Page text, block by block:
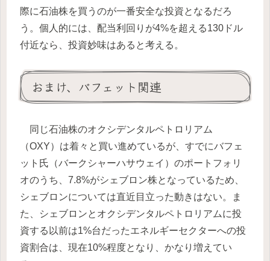
際に石油株を買うのが一番安全な投資となるだろ
う。個人的には、配当利回りが4%を超える130ドル
付近なら、投資妙味はあると考える。
おまけ、バフェット関連
同じ石油株のオクシデンタルペトロリアム
（OXY）は着々と買い進めているが、すでにバフェ
ット氏（バークシャーハサウェイ）のポートフォリ
オのうち、7.8%がシェブロン株となっているため、
シェブロンについては直近目立った動きはない。ま
た、シェブロンとオクシデンタルペトロリアムに投
資する以前は1%台だったエネルギーセクターへの投
資割合は、現在10%程度となり、かなり増えてい